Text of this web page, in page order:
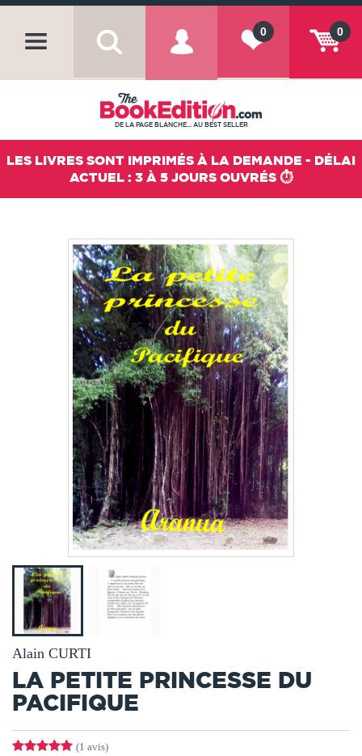
0
0
DE LA PAGE BLANCHE... AU BEST SELLER
LES LIVRES SONT IMPRIMÉS À LA DEMANDE - DÉLAI
ACTUEL : 3 À 5 JOURS OUVRÉS ⏱️
Alain CURTI
LA PETITE PRINCESSE DU
PACIFIQUE
(1 avis)